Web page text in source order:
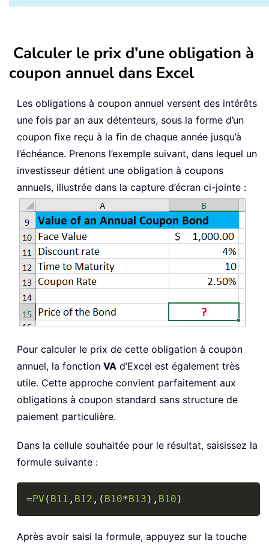
Calculer le prix d’une obligation à
coupon annuel dans Excel
Les obligations à coupon annuel versent des intérêts
une fois par an aux détenteurs, sous la forme d’un
coupon fixe reçu à la fin de chaque année jusqu’à
l’échéance. Prenons l’exemple suivant, dans lequel un
investisseur détient une obligation à coupons
annuels, illustrée dans la capture d’écran ci-jointe :
Pour calculer le prix de cette obligation à coupon
annuel, la fonction VA d’Excel est également très
utile. Cette approche convient parfaitement aux
obligations à coupon standard sans structure de
paiement particulière.
Dans la cellule souhaitée pour le résultat, saisissez la
formule suivante :
=PV ( B11 , B12 , ( B10*B13 ) , B10 )
Après avoir saisi la formule, appuyez sur la touche